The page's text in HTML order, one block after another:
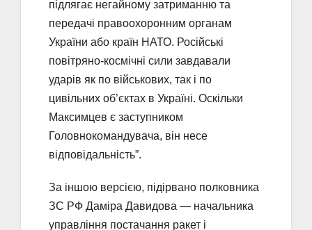
підлягає негайному затриманню та
передачі правоохоронним органам
України або країн НАТО. Російські
повітряно-космічні сили завдавали
ударів як по військових, так і по
цивільних об’єктах в Україні. Оскільки
Максимцев є заступником
Головнокомандувача, він несе
відповідальність”.
За іншою версією, підірвано полковника
ЗС РФ Даміра Давидова — начальника
управління постачання ракет і